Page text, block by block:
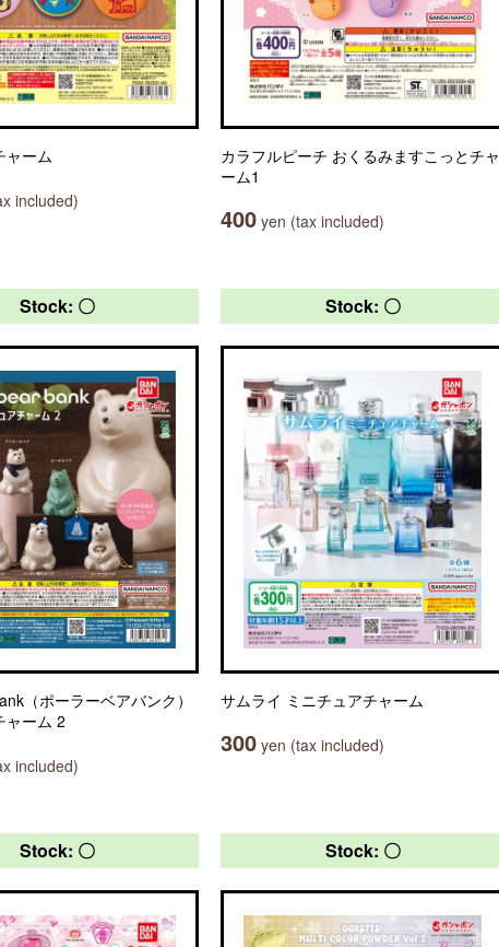
ャーム
included)
カラフルピーチ おくるみますこっとチャ
ーム1
400 yen (tax included)
Stock: 〇
（ポーラーベアバンク）
ャーム 2
included)
Stock: 〇
サムライ ミニチュアチャーム
300 yen (tax included)
Stock: 〇 Stock: 〇